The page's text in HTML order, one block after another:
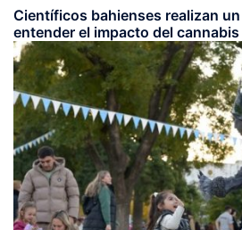
Científicos bahienses realizan
entender el impacto del